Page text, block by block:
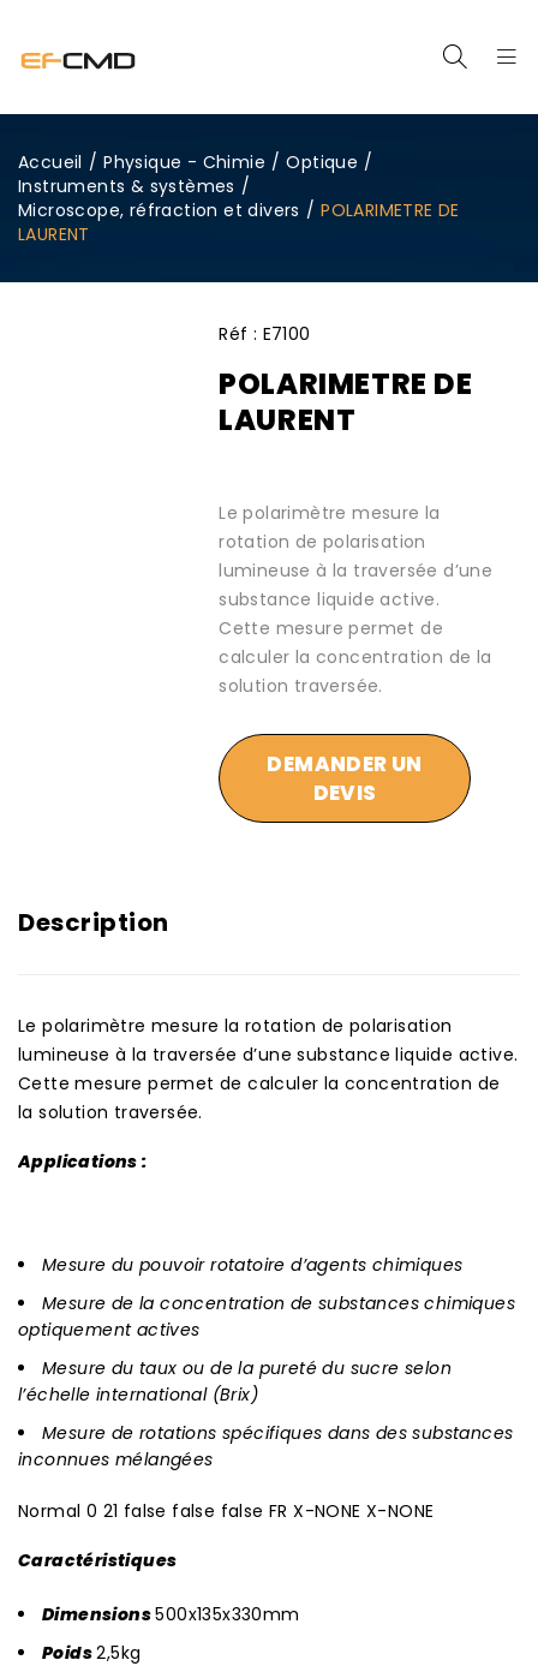
Accueil / Physique - Chimie / Optique /
Instruments & systèmes /
Microscope, réfraction et divers / POLARIMETRE DE
LAURENT
Réf : E7100
POLARIMETRE DE
LAURENT
Le polarimètre mesure la
rotation de polarisation
lumineuse à la traversée d’une
substance liquide active.
Cette mesure permet de
calculer la concentration de la
solution traversée.
DEMANDER UN
DEVIS
Description
Le polarimètre mesure la rotation de polarisation
lumineuse à la traversée d’une substance liquide active.
Cette mesure permet de calculer la concentration de
la solution traversée.
Applications :
Mesure du pouvoir rotatoire d’agents chimiques
Mesure de la concentration de substances chimiques
optiquement actives
Mesure du taux ou de la pureté du sucre selon
l’échelle international (Brix)
Mesure de rotations spécifiques dans des substances
inconnues mélangées
Normal 0 21 false false false FR X-NONE X-NONE
Caractéristiques
Dimensions500x135x330mm
Poids2,5kg